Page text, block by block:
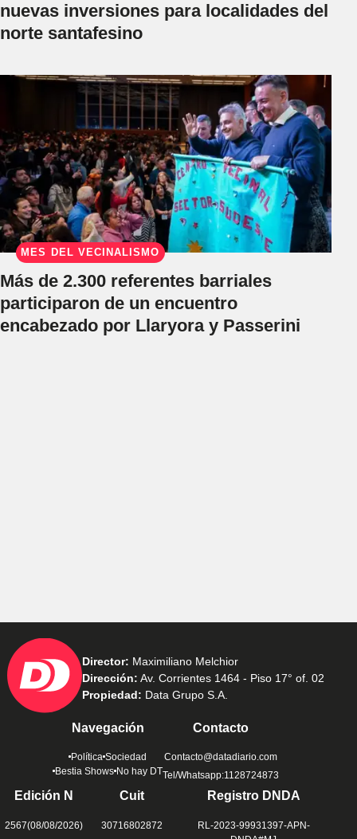
nuevas inversiones para localidades del
norte santafesino
MES DEL VECINALISMO
Más de 2.300 referentes barriales
participaron de un encuentro
encabezado por Llaryora y Passerini
Director: Maximiliano Melchior
Dirección: Av. Corrientes 1464 - Piso 17° of. 02
Propiedad: Data Grupo S.A.
Navegación
Política Sociedad
Bestia Shows No hay DT
Contacto
Contacto@datadiario.com
Tel/Whatsapp:1128724873
Edición N
2567(08/08/2026)
Cuit
30716802872
Registro DNDA
RL-2023-99931397-APN-